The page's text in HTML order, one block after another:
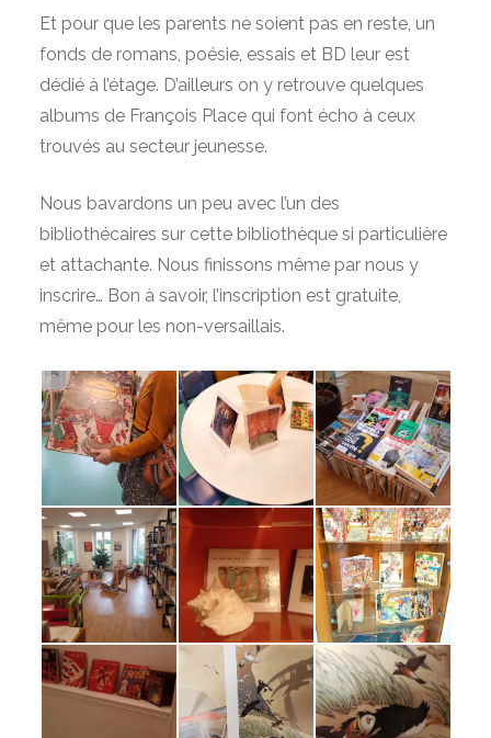
Et pour que les parents ne soient pas en reste, un
fonds de romans, poésie, essais et BD leur est
dédié à l’étage. D’ailleurs on y retrouve quelques
albums de François Place qui font écho à ceux
trouvés au secteur jeunesse.
Nous bavardons un peu avec l’un des
bibliothécaires sur cette bibliothèque si particulière
et attachante. Nous finissons même par nous y
inscrire… Bon à savoir, l’inscription est gratuite,
même pour les non-versaillais.